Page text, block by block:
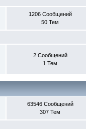
1206 Сообщений
50 Тем
2 Сообщений
1 Тем
63546 Сообщений
307 Тем